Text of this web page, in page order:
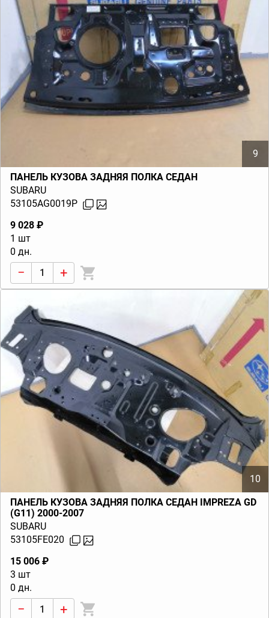
9
ПАНЕЛЬ КУЗОВА ЗАДНЯЯ ПОЛКА СЕДАН
SUBARU
53105AG0019P
9 028 ₽
1 шт
0 дн.
− +
10
ПАНЕЛЬ КУЗОВА ЗАДНЯЯ ПОЛКА СЕДАН IMPREZA GD
(G11) 2000-2007
SUBARU
53105FE020
15 006 ₽
3 шт
0 дн.
− +